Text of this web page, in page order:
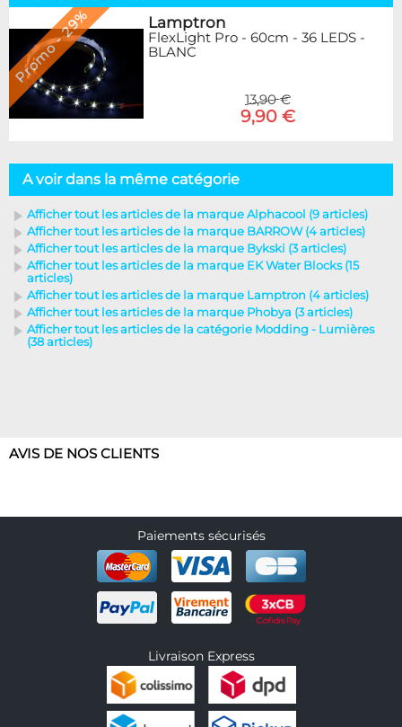
Promo - 29% Lamptron
FlexLight Pro - 60cm - 36 LEDS -
BLANC
13,90 €
9,90 €
A voir dans la même catégorie
Afficher tout les articles de la marque Alphacool (9 articles)
Afficher tout les articles de la marque BARROW (4 articles)
Afficher tout les articles de la marque Bykski (3 articles)
Afficher tout les articles de la marque EK Water Blocks (15
articles)
Afficher tout les articles de la marque Lamptron (4 articles)
Afficher tout les articles de la marque Phobya (3 articles)
Afficher tout les articles de la catégorie Modding - Lumières
(38 articles)
AVIS DE NOS CLIENTS
Paiements sécurisés
Livraison Express